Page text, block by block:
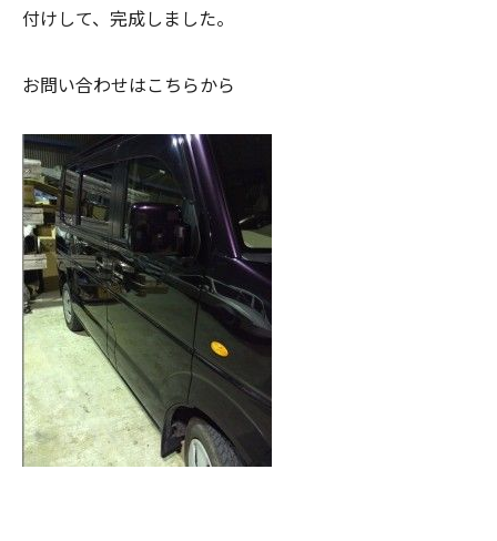
付けして、完成しました。
お問い合わせはこちらから